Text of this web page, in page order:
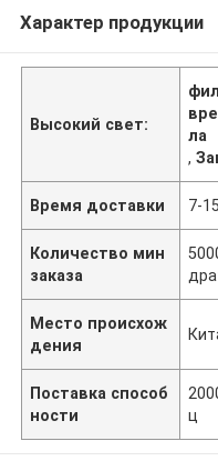
Характер продукции
Высокий свет:
ла
,
Время доставки 7-
Количество мин
заказа
Место происхож
дения
Поставка способ
ности
ц